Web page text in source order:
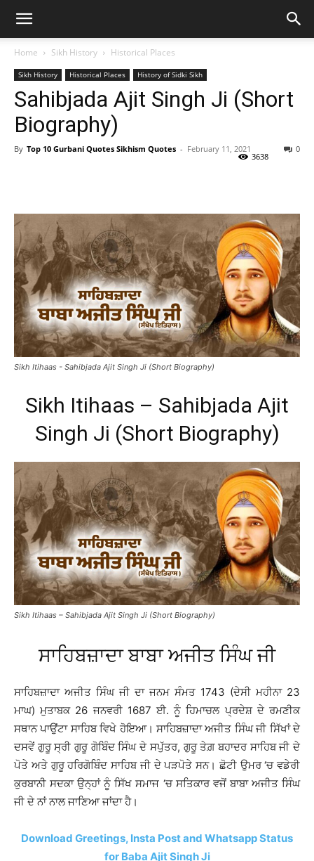
Home Sikh History Historical Places
Sikh History Historical Places History of Sidki Sikh
Sahibjada Ajit Singh Ji (Short
Biography)
By Top 10 Gurbani Quotes Sikhism Quotes - February 11, 2021 0
3638
Sikh Itihaas - Sahibjada Ajit Singh Ji (Short Biography)
Sikh Itihaas – Sahibjada Ajit
Singh Ji (Short Biography)
Sikh Itihaas – Sahibjada Ajit Singh Ji (Short Biography)
ਸਾਹਿਬਜ਼ਾਦਾ ਬਾਬਾ ਅਜੀਤ ਸਿੰਘ ਜੀ
ਸਾਹਿਬਜ਼ਾਦਾ ਅਜੀਤ ਸਿੰਘ ਜੀ ਦਾ ਜਨਮ ਸੰਮਤ 1743 (ਦੇਸੀ ਮਹੀਨਾ 23
ਮਾਘ) ਮੁਤਾਬਕ 26 ਜਨਵਰੀ 1687 ਈ. ਨੂੰ ਹਿਮਾਚਲ ਪ੍ਰਦੇਸ਼ ਦੇ ਰਮਣੀਕ
ਸਥਾਨ ਪਾਉਂਟਾ ਸਾਹਿਬ ਵਿਖੇ ਹੋਇਆ। ਸਾਹਿਬਜ਼ਾਦਾ ਅਜੀਤ ਸਿੰਘ ਜੀ ਸਿੱਖਾਂ ਦੇ
ਦਸਵੇਂ ਗੁਰੂ ਸ੍ਰੀ ਗੁਰੂ ਗੋਬਿੰਦ ਸਿੰਘ ਦੇ ਸਪੁੱਤਰ, ਗੁਰੂ ਤੇਗ਼ ਬਹਾਦਰ ਸਾਹਿਬ ਜੀ ਦੇ
ਪੋਤੇ ਅਤੇ ਗੁਰੂ ਹਰਿਗੋਬਿੰਦ ਸਾਹਿਬ ਜੀ ਦੇ ਪੜਪੋਤੇ ਸਨ। ਛੋਟੀ ਉਮਰ ‘ਚ ਵਡੇਰੀ
ਕੁਰਬਾਨੀ ਸਦਕਾ ਉਨ੍ਹਾਂ ਨੂੰ ਸਿੱਖ ਸਮਾਜ ‘ਚ ਸਤਿਕਾਰ ਵਜੋਂ ਬਾਬਾ ਅਜੀਤ ਸਿੰਘ
ਜੀ ਦੇ ਨਾਂ ਨਾਲ ਜਾਣਿਆ ਜਾਂਦਾ ਹੈ।
Download Greetings, Insta Post and Whatsapp Status
for Baba Ajit Singh Ji